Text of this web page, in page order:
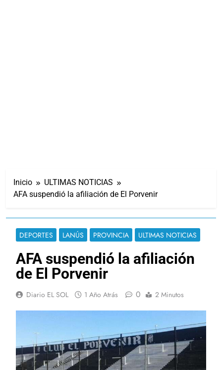
Inicio
ULTIMAS NOTICIAS
AFA suspendió la afiliación de El Porvenir
DEPORTES LANÚS PROVINCIA ULTIMAS NOTICIAS
AFA suspendió la afiliación
de El Porvenir
Diario EL SOL 1 Año Atrás 0 2 Minutos